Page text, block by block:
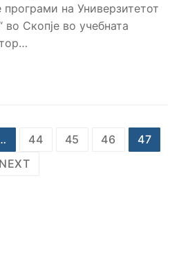
програми на Универзитетот
Скопје во учебната
44 45 46
47
NEXT